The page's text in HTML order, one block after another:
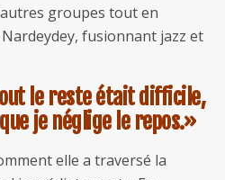
groupes tout en
fusionnant jazz et
le reste était difficile,
je néglige le repos.»
elle a traversé la